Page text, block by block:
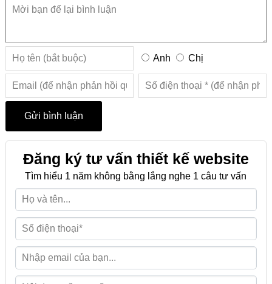
Anh Chị
Đăng ký tư vấn thiết kế website
Tìm hiểu 1 năm không bằng lắng nghe 1 câu tư vấn